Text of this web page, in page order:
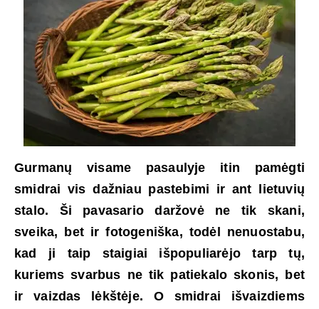
Gurmanų visame pasaulyje itin pamėgti
smidrai vis dažniau pastebimi ir ant lietuvių
stalo. Ši pavasario daržovė ne tik skani,
sveika, bet ir fotogeniška, todėl nenuostabu,
kad ji taip staigiai išpopuliarėjo tarp tų,
kuriems svarbus ne tik patiekalo skonis, bet
ir vaizdas lėkštėje. O smidrai išvaizdiems